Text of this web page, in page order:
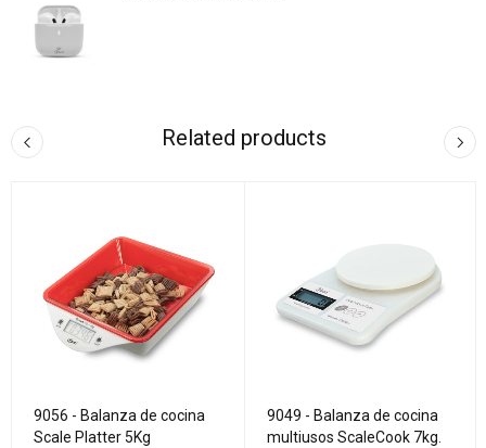
Related products
9056 - Balanza de cocina
Scale Platter 5Kg
9049 - Balanza de cocina
multiusos ScaleCook 7kg.